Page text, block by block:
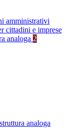
amministrativi
cittadini e imprese
analoga 2
analoga